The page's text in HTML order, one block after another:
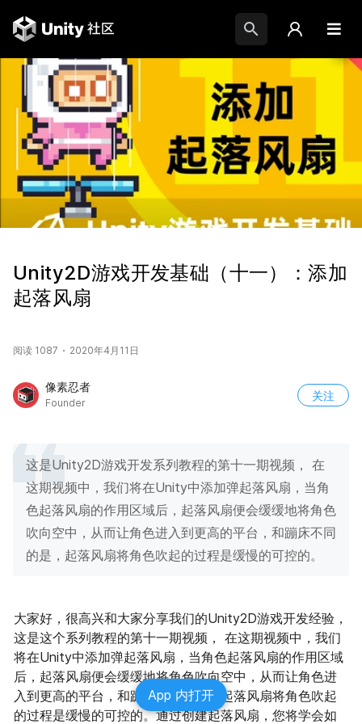
Unity2D游戏开发基础（十一）：添加
起落风扇
阅读 1087 2020年4月11日
像素忍者
Founder
关注
这是Unity2D游戏开发系列教程的第十一期视频， 在
这期视频中，我们将在Unity中添加弹起落风扇，当角
色起落风扇的作用区域后，起落风扇便会缓缓地将角色
吹向空中，从而让角色进入到更高的平台，和蹦床不同
的是，起落风扇将角色吹起的过程是缓慢的可控的。
大家好，很高兴和大家分享我们的Unity2D游戏开发经验，
这是这个系列教程的第十一期视频， 在这期视频中，我们
将在Unity中添加弹起落风扇，当角色起落风扇的作用区域
后，起落风扇便会缓缓地将角色吹向空中，从而让角色进
入到更高的平台，和蹦床不同的是，起落风扇将角色吹起
的过程是缓慢的可控的。通过创建起落风扇，您将学会如
App 内打开